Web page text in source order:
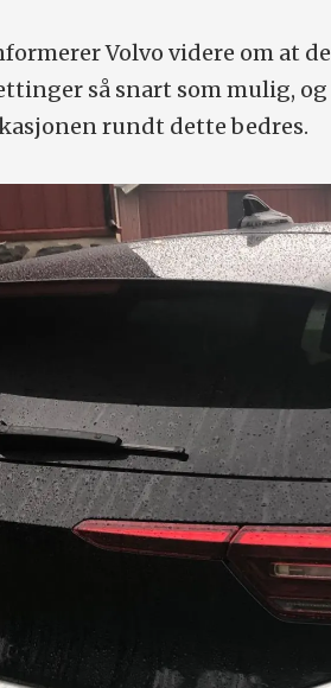
Volvo videre om at
så snart som mulig,
rundt dette bedres.